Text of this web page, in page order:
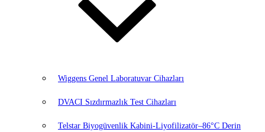
Wiggens Genel Laboratuvar Cihazları
DVACI Sızdırmazlık Test Cihazları
Telstar Biyogüvenlik Kabini-Liyofilizatör–86°C Derin